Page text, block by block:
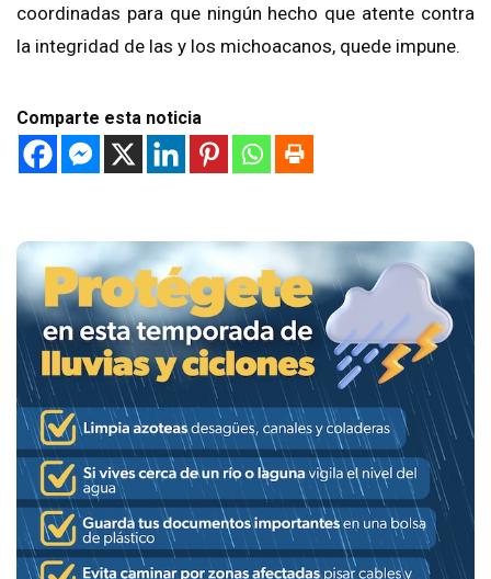
coordinadas para que ningún hecho que atente contra
la integridad de las y los michoacanos, quede impune.
Comparte esta noticia